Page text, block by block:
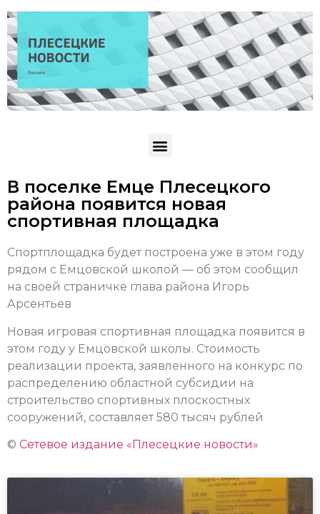
В поселке Емце Плесецкого
района появится новая
спортивная площадка
Спортплощадка будет построена уже в этом году
рядом с Емцовской школой — об этом сообщил
на своей страничке глава района Игорь
Арсентьев
Новая игровая спортивная площадка появится в
этом году у Емцовской школы. Стоимость
реализации проекта, заявленного на конкурс по
распределению областной субсидии на
строительство спортивных плоскостных
сооружений, составляет 580 тысяч рублей
© Сетевое издание «Плесецкие новости»